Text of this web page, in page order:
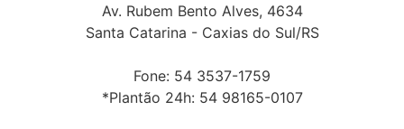
Av. Rubem Bento Alves, 4634
Santa Catarina - Caxias do Sul/RS
Fone: 54 3537-1759
*Plantão 24h: 54 98165-0107